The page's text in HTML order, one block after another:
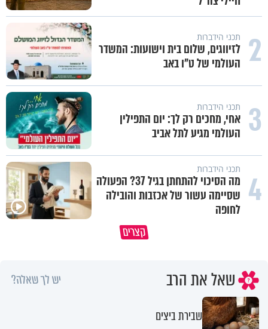
2 תכני הידברות
לזיווגים, שלום בית וישועות: המשדר
העולמי של ט"ו באב
3 תכני הידברות
אחי, מחכים רק לך: יום התפילין
העולמי מגיע לתל אביב
4 תכני הידברות
מה הסיכוי להתחתן בגיל 37? הפעולה
שסיימה עשור של אכזבות והובילה
לחופה
קצרים
שאל את הרב יש לך שאלה?
שבירת ביצים